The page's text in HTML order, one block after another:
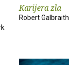
Karijera zla
Robert Galbraith